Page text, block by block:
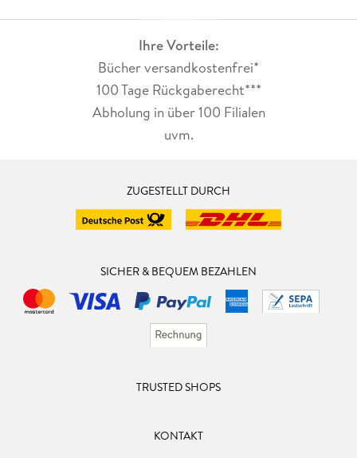
Ihre Vorteile:
Bücher versandkostenfrei*
100 Tage Rückgaberecht***
Abholung in über 100 Filialen
uvm.
ZUGESTELLT DURCH
SICHER & BEQUEM BEZAHLEN
TRUSTED SHOPS
KONTAKT